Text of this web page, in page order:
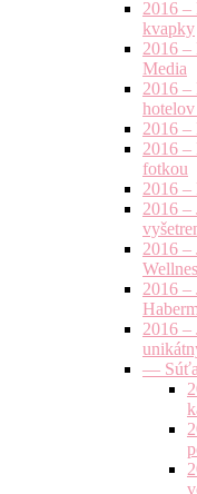
2016
kvapky
2016 –
Media
2016 –
2016 –
2016 –
fotkou
2016 –
2016 –
2016 –
2016 –
2016 –
—